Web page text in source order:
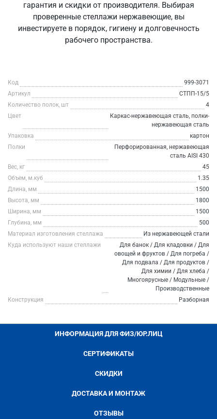
гарантия и скидки от производителя. Выбирая
проверенные стеллажи нержавеющие, вы
инвестируете в порядок, гигиену и долговечность
рабочего пространства.
Код
999-3071
Артикул
СТПП-15/5
Количество полок, шт
4
Цвет
Каркас-нержавеющая сталь, полки-
нержавеющая сталь
Упаковка
картон
Полки
Перфорированная, нержавеющая
сталь AISI 430
Вес, кг
45
Объем, м.куб
1.35
Длина, мм
1500
Высота, мм
1800
Ширина, мм
1500
Глубина, мм
500
Материал изготовления стеллажа
Из нержавеющей стали
Куда используют наши стеллажи
Для банок / Для кладовки / Для
овощей и фруктов / Для погреба /
Для подвала / Для продуктов /
Для химии / Для хлеба /
Многоярусные / Модульные /
Производственные
Конструкция
Разборная
ИНФОРМАЦИЯ ДЛЯ ФИЗ/ЮР.ЛИЦ
СЕРТИФИКАТЫ
СКИДКИ
ДОСТАВКА И МОНТАЖ
ОТЗЫВЫ